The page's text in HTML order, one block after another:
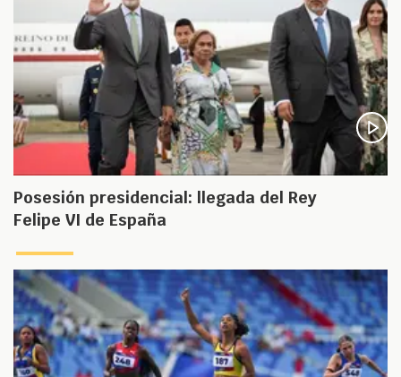
Posesión presidencial: llegada del Rey
Felipe VI de España